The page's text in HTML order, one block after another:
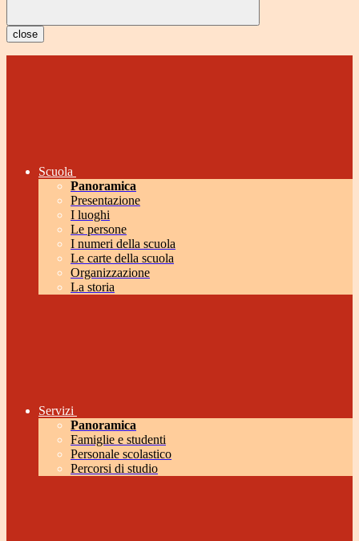
close
Scuola
Panoramica
Presentazione
I luoghi
Le persone
I numeri della scuola
Le carte della scuola
Organizzazione
La storia
Servizi
Panoramica
Famiglie e studenti
Personale scolastico
Percorsi di studio